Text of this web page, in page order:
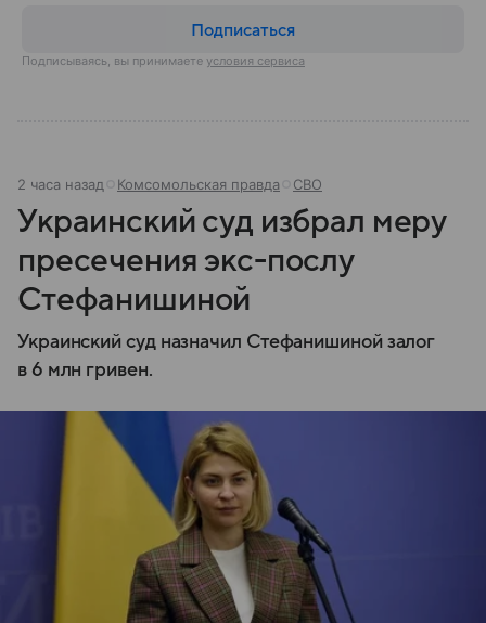
Подписаться
Подписываясь, вы принимаете условия сервиса
2 часа назад Комсомольская правда СВО
Украинский суд избрал меру
пресечения экс-послу
Стефанишиной
Украинский суд назначил Стефанишиной залог
в 6 млн гривен.